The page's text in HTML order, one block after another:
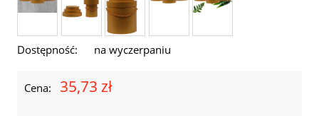
Dostępność: na wyczerpaniu
Cena: 35,73 zł